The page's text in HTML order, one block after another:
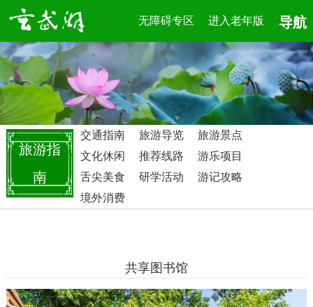
无障碍专区 进入老年版 导航
旅游指
南
交通指南 旅游导览
旅游景点
文化休闲
推荐线路
游乐项目
舌尖美食
研学活动
游记攻略
境外消费
共享图书馆